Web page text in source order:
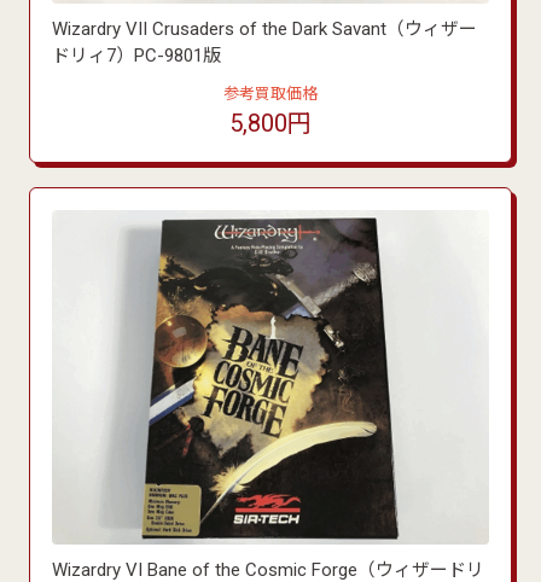
Wizardry VII Crusaders of the Dark Savant（ウィザー
ドリィ7）PC-9801版
参考買取価格
5,800円
Wizardry VI Bane of the Cosmic Forge（ウィザードリ